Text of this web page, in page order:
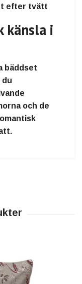
efter tvätt
känsla i
bäddset
du
och de